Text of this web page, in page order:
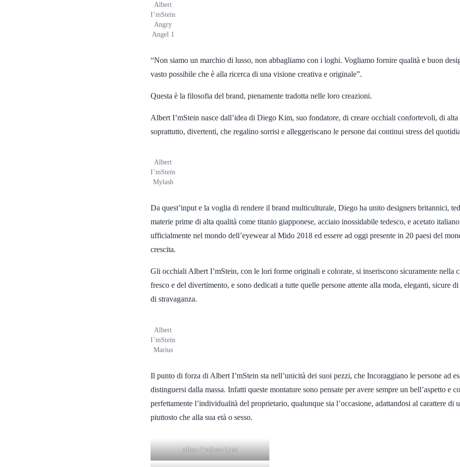
Albert
I’mStein
Angry
Angel 1
“Non siamo un marchio di lusso, non abbagliamo con i loghi. Vogliamo fornire qualità e buon
vasto possibile che è alla ricerca di una visione creativa e originale”.
Questa è la filosofia del brand, pienamente tradotta nelle loro creazioni.
Albert I’mStein nasce dall’idea di Diego Kim, suo fondatore, di creare occhiali confortevoli, di alta
soprattutto, divertenti, che regalino sorrisi e alleggeriscano le persone dai continui stress del
Albert
I’mStein
Mylash
Da quest’input e la voglia di rendere il brand multiculturale, Diego ha unito designers britannici,
materie prime di alta qualità come titanio giapponese, acciaio inossidabile tedesco, e acetato
ufficialmente nel mondo dell’eyewear al Mido 2018 ed essere ad oggi presente in 20 paesi del
crescita.
Gli occhiali Albert I’mStein, con le lori forme originali e colorate, si inseriscono sicuramente nella
fresco e del divertimento, e sono dedicati a tutte quelle persone attente alla moda, eleganti, sicure
di stravaganza.
Albert
I’mStein
Marius
Il punto di forza di Albert I’mStein sta nell’unicità dei suoi pezzi, che Incoraggiano le persone ad
distinguersi dalla massa. Infatti queste montature sono pensate per avere sempre un bell’aspetto e
perfettamente l’individualità del proprietario, qualunque sia l’occasione, adattandosi al carattere di
piuttosto che alla sua età o sesso.
Albert I’mStein Link